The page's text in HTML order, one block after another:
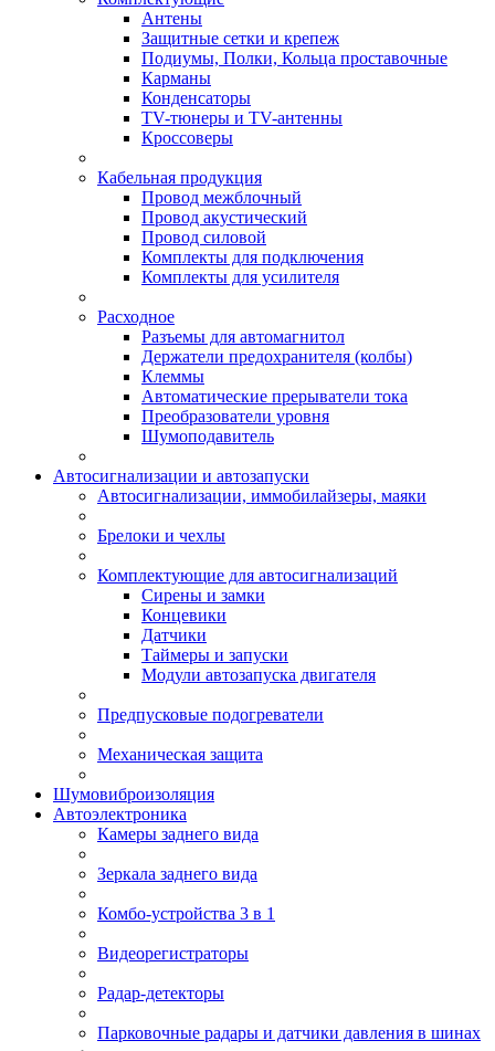
Антены
Защитные сетки и крепеж
Подиумы, Полки, Кольца проставочные
Карманы
Конденсаторы
TV-тюнеры и TV-антенны
Кроссоверы
Кабельная продукция
Провод межблочный
Провод акустический
Провод силовой
Комплекты для подключения
Комплекты для усилителя
Расходное
Разъемы для автомагнитол
Держатели предохранителя (колбы)
Клеммы
Автоматические прерыватели тока
Преобразователи уровня
Шумоподавитель
Автосигнализации и автозапуски
Автосигнализации, иммобилайзеры, маяки
Брелоки и чехлы
Комплектующие для автосигнализаций
Сирены и замки
Концевики
Датчики
Таймеры и запуски
Модули автозапуска двигателя
Предпусковые подогреватели
Механическая защита
Шумовиброизоляция
Автоэлектроника
Камеры заднего вида
Зеркала заднего вида
Комбо-устройства 3 в 1
Видеорегистраторы
Радар-детекторы
Парковочные радары и датчики давления в шинах